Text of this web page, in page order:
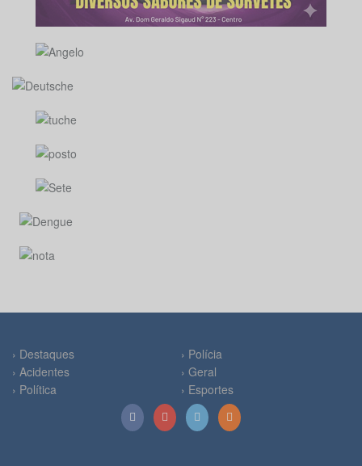
› Destaques
› Acidentes
› Política
› Polícia
› Geral
› Esportes